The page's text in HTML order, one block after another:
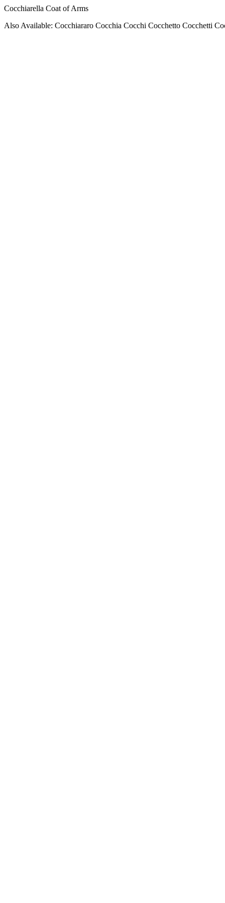
Cocchiarella Coat of Arms
Also Available: Cocchiararo Cocchia Cocchi Cocchetto Cocchetti